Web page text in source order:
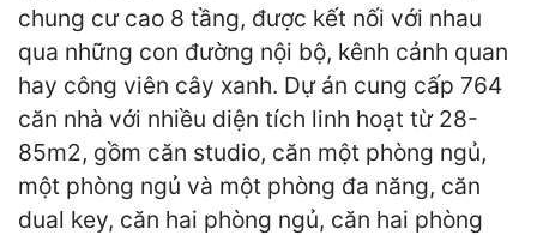
chung cư cao 8 tầng, được kết nối với nhau
qua những con đường nội bộ, kênh cảnh quan
hay công viên cây xanh. Dự án cung cấp 764
căn nhà với nhiều diện tích linh hoạt từ 28-
85m2, gồm căn studio, căn một phòng ngủ,
một phòng ngủ và một phòng đa năng, căn
dual key, căn hai phòng ngủ, căn hai phòng